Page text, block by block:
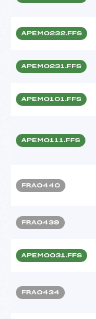
APEM0232.FFS
APEM0231.FFS
APEM0101.FFS
APEM0111.FFS
FRA0440
FRA0439
APEM0031.FFS
FRA0434